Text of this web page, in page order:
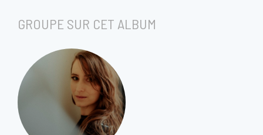
GROUPE SUR CET ALBUM